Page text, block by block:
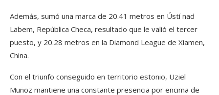
Además, sumó una marca de 20.41 metros en Ústí nad
Labem, República Checa, resultado que le valió el tercer
puesto, y 20.28 metros en la Diamond League de Xiamen,
China.
Con el triunfo conseguido en territorio estonio, Uziel
Muñoz mantiene una constante presencia por encima de